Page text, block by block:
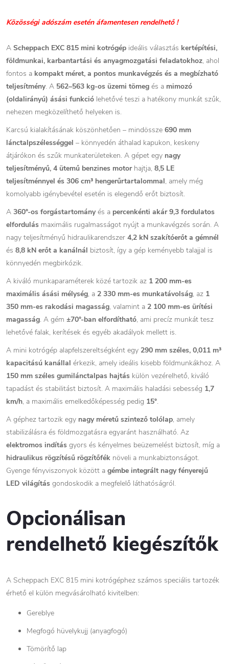
Közösségi adószám esetén áfamentesen rendelhető !
A Scheppach EXC 815 mini kotrógép ideális választás kertépítési,
földmunkai, karbantartási és anyagmozgatási feladatokhoz, ahol
fontos a kompakt méret, a pontos munkavégzés és a megbízható
teljesítmény. A 562–563 kg-os üzemi tömeg és a mimozó
(oldalirányú) ásási funkció lehetővé teszi a hatékony munkát szűk,
nehezen megközelíthető helyeken is.
Karcsú kialakításának köszönhetően – mindössze 690 mm
lánctalpszélességgel – könnyedén áthalad kapukon, keskeny
átjárókon és szűk munkaterületeken. A gépet egy nagy
teljesítményű, 4 ütemű benzines motorhajtja, 8,5 LE
teljesítménnyel és 306 cm³ hengerűrtartalommal, amely még
komolyabb igénybevétel esetén is elegendő erőt biztosít.
A 360°-os forgástartományés a percenkénti akár 9,3 fordulatos
elfordulás maximális rugalmasságot nyújt a munkavégzés során. A
nagy teljesítményű hidraulikarendszer 4,2 kN szakítóerőt a gémnél
és 8,8 kN erőt a kanálnál biztosít, így a gép keményebb talajjal is
könnyedén megbirkózik.
A kiváló munkaparaméterek közé tartozik az 1 200 mm-es
maximális ásási mélység, a 2 330 mm-es munkatávolság, az 1
350 mm-es rakodási magasság, valamint a 2 100 mm-es ürítési
magasság. A gém ±70°-ban elfordítható, ami precíz munkát tesz
lehetővé falak, kerítések és egyéb akadályok mellett is.
A mini kotrógép alapfelszereltségként egy 290 mm széles, 0,011 m³
kapacitású kanállal érkezik, amely ideális kisebb földmunkákhoz. A
150 mm széles gumilánctalpas hajtás külön vezérelhető, kiváló
tapadást és stabilitást biztosít. A maximális haladási sebesség 1,7
km/h, a maximális emelkedőképesség pedig 15°.
A géphez tartozik egy nagy méretű szintező tolólap, amely
stabilizálásra és földmozgatásra egyaránt használható. Az
elektromos indítás gyors és kényelmes beüzemelést biztosít, míg a
hidraulikus rögzítésű rögzítőfék növeli a munkabiztonságot.
Gyenge fényviszonyok között a gémbe integrált nagy fényerejű
LED világítás gondoskodik a megfelelő láthatóságról.
Opcionálisan
rendelhető kiegészítők
A Scheppach EXC 815 mini kotrógéphez számos speciális tartozék
érhető el külön megvásárolható kivitelben:
Gereblye
Megfogó hüvelykujj (anyagfogó)
Tömörítő lap